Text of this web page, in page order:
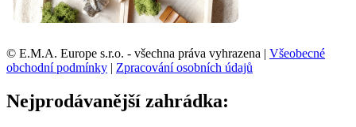
© E.M.A. Europe s.r.o. - všechna práva vyhrazena | Všeobecné
obchodní podmínky | Zpracování osobních údajů
Nejprodávanější zahrádka: